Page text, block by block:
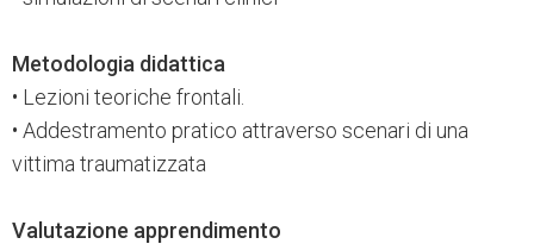
Metodologia didattica
• Lezioni teoriche frontali.
• Addestramento pratico attraverso scenari di una
vittima traumatizzata
Valutazione apprendimento